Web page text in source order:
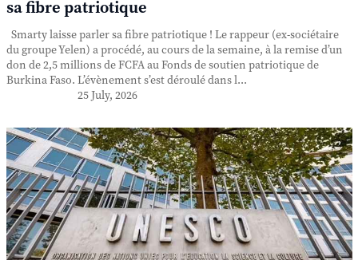
sa fibre patriotique
Smarty laisse parler sa fibre patriotique ! Le rappeur (ex-sociétaire
du groupe Yelen) a procédé, au cours de la semaine, à la remise d’un
don de 2,5 millions de FCFA au Fonds de soutien patriotique de
Burkina Faso. L’évènement s’est déroulé dans l...
25 July, 2026